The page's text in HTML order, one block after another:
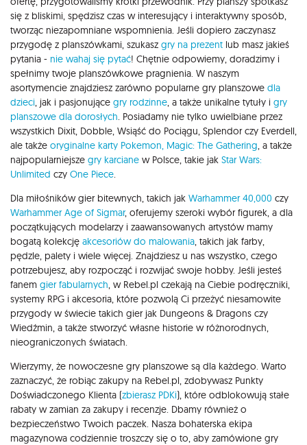
się z bliskimi, spędzisz czas w interesujący i interaktywny sposób,
tworząc niezapomniane wspomnienia. Jeśli dopiero zaczynasz
przygodę z planszówkami, szukasz gry na prezent lub masz jakieś
pytania - nie wahaj się pytać! Chętnie odpowiemy, doradzimy i
spełnimy twoje planszówkowe pragnienia. W naszym
asortymencie znajdziesz zarówno popularne gry planszowe dla
dzieci, jak i pasjonujące gry rodzinne, a także unikalne tytuły i gry
planszowe dla dorosłych. Posiadamy nie tylko uwielbiane przez
wszystkich Dixit, Dobble, Wsiąść do Pociągu, Splendor czy Everdell,
ale także oryginalne karty Pokemon, Magic: The Gathering, a także
najpopularniejsze gry karciane w Polsce, takie jak Star Wars:
Unlimited czy One Piece.
Dla miłośników gier bitewnych, takich jak Warhammer 40,000 czy
Warhammer Age of Sigmar, oferujemy szeroki wybór figurek, a dla
początkujących modelarzy i zaawansowanych artystów mamy
bogatą kolekcję akcesoriów do malowania, takich jak farby,
pędzle, palety i wiele więcej. Znajdziesz u nas wszystko, czego
potrzebujesz, aby rozpocząć i rozwijać swoje hobby. Jeśli jesteś
fanem gier fabularnych, w Rebel.pl czekają na Ciebie podręczniki,
systemy RPG i akcesoria, które pozwolą Ci przeżyć niesamowite
przygody w świecie takich gier jak Dungeons & Dragons czy
Wiedźmin, a także stworzyć własne historie w różnorodnych,
nieograniczonych światach.
Wierzymy, że nowoczesne gry planszowe są dla każdego. Warto
zaznaczyć, że robiąc zakupy na Rebel.pl, zdobywasz Punkty
Doświadczonego Klienta (zbierasz PDKi), które odblokowują stałe
rabaty w zamian za zakupy i recenzje. Dbamy również o
bezpieczeństwo Twoich paczek. Nasza bohaterska ekipa
magazynowa codziennie troszczy się o to, aby zamówione gry